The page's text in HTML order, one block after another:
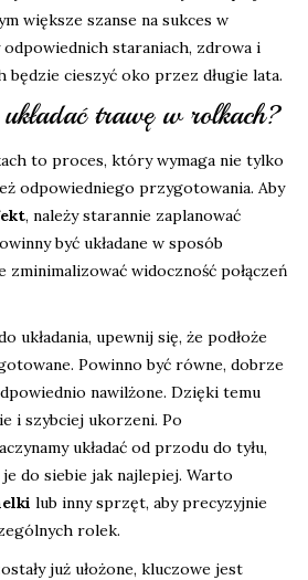
większe szanse na sukces w
staraniach, zdrowa i
będzie cieszyć oko przez długie lata.
trawę w rolkach?
to proces, który wymaga nie tylko
odpowiedniego przygotowania. Aby
, należy starannie zaplanować
być układane w sposób
zminimalizować widoczność połączeń
układania, upewnij się, że podłoże
Powinno być równe, dobrze
nawilżone. Dzięki temu
i szybciej ukorzeni. Po
układać od przodu do tyłu,
do siebie jak najlepiej. Warto
lub inny sprzęt, aby precyzyjnie
rolek.
już ułożone, kluczowe jest